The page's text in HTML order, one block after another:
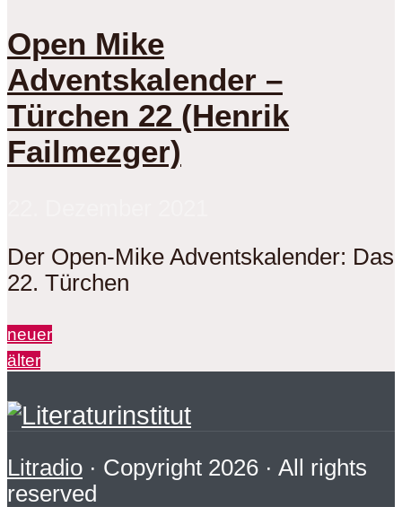
Open Mike
Adventskalender –
Türchen 22 (Henrik
Failmezger)
Der Open-Mike Adventskalender: Das
22. Türchen
neuer
älter
Litradio · Copyright 2026 · All rights
reserved